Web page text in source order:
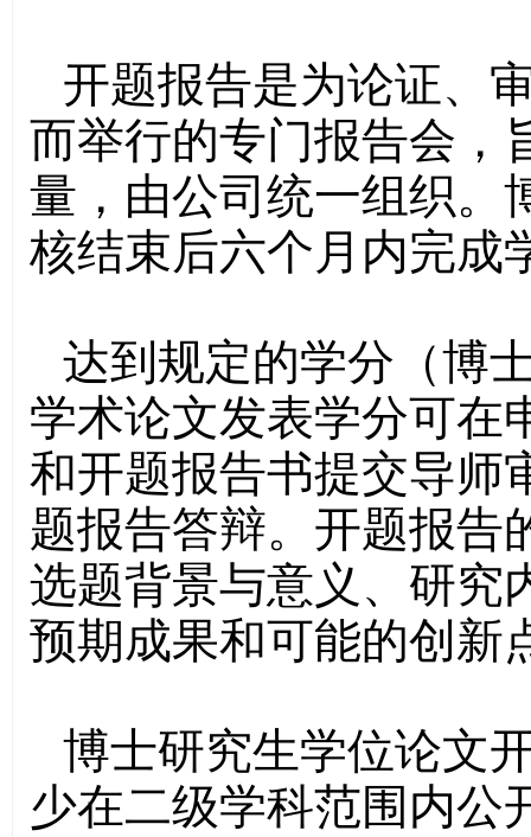
开题报告是为论证、
而举行的专门报告会，
量，由公司统一组织。
核结束后六个月内完成
达到规定的学分（博
学术论文发表学分可在
和开题报告书提交导师
题报告答辩。开题报告
选题背景与意义、研究
预期成果和可能的创新
博士研究生学位论文
少在二级学科范围内公